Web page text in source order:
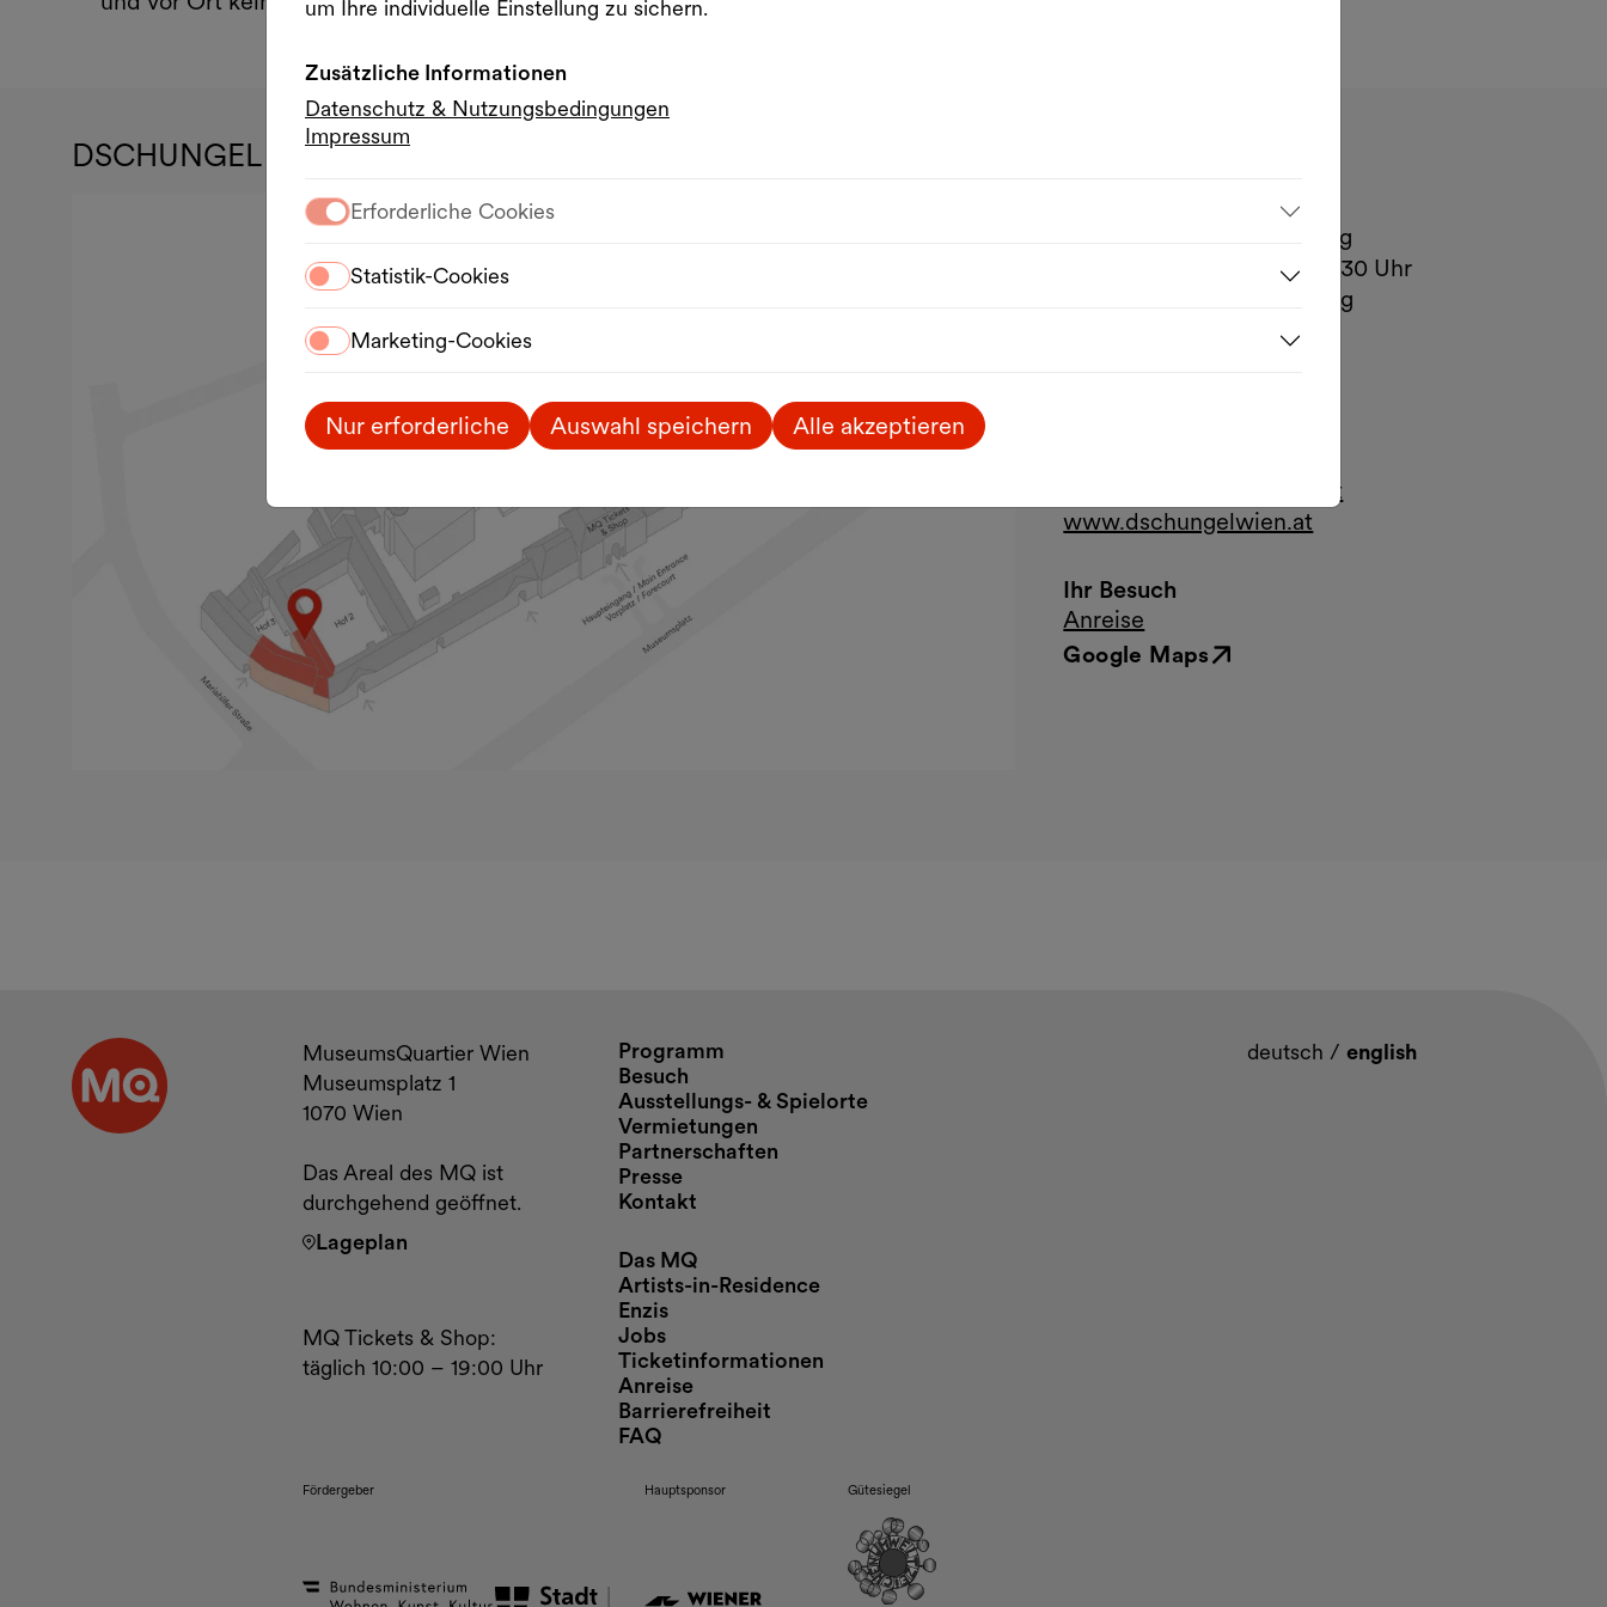
DSCHUNGEL WIEN
Mo.– Di., 1h vor Vorstellung
Mi. – Fr., Kassa 16:30 – 18:30 Uhr
Sa. – So., 1h vor Vorstellung
tickets@dschungelwien.at
www.dschungelwien.at
Ihr Besuch
Anreise
Google Maps
Externer Link
um Ihre individuelle Einstellung zu sichern.
Zusätzliche Informationen
Datenschutz & Nutzungsbedingungen
Impressum
Erforderliche Cookies
Statistik-Cookies
Marketing-Cookies
Nur erforderliche Auswahl speichern Alle akzeptieren
Kontakt und Öffnungszeiten
MuseumsQuartier Wien
Museumsplatz 1
1070 Wien
Das Areal des MQ ist
durchgehend geöffnet.
Lageplan
MQ Tickets & Shop:
täglich 10:00 – 19:00 Uhr
Programm
Besuch
Ausstellungs- & Spielorte
Vermietungen
Partnerschaften
Presse
Kontakt
Das MQ
Artists-in-Residence
Enzis
Jobs
Ticketinformationen
Anreise
Barrierefreiheit
FAQ
deutsch / english
Fördergeber Hauptsponsor Gütesiegel